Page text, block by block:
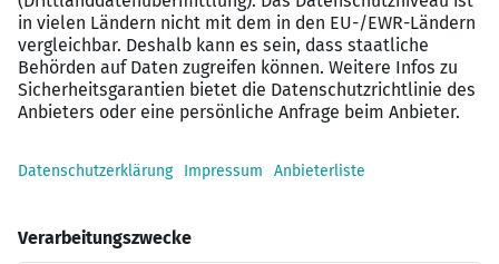
vielfältigen Weiterbildungsmöglichkeiten in einem
modernen Arbeitsumfeld
Zusatzleistungen & Vergütung: Ein attraktives
Gehaltspaket ergänzt durch zahlreiche Corporate
Altersvorsorge und regelmäßige Teamevents
Kontakt